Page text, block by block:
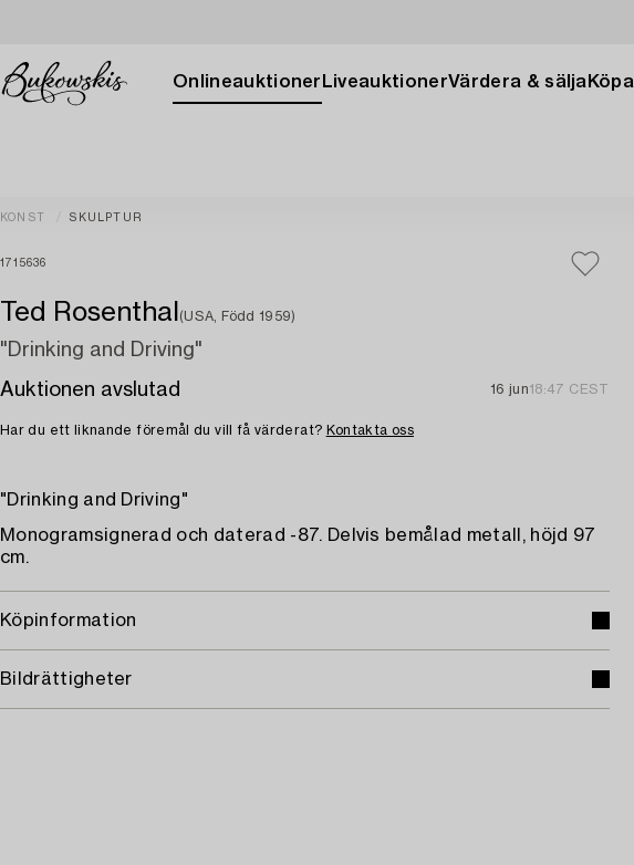
Onlineauktioner LiveauktionerVärdera & sälja Köpa
KONST SKULPTUR
1715636
Ted Rosenthal (USA, Född 1959)
"Drinking and Driving"
Auktionen avslutad
16 jun18:47 CEST
Har du ett liknande föremål du vill få värderat? Kontakta oss
"Drinking and Driving"
Monogramsignerad och daterad -87. Delvis bemålad metall, höjd 97
cm.
Köpinformation
Bildrättigheter